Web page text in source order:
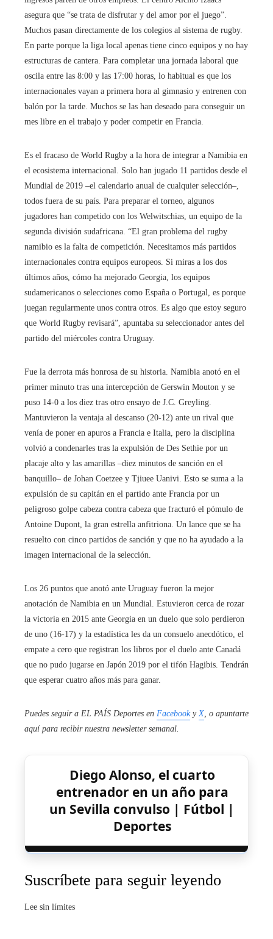
asegura que “se trata de disfrutar y del amor por el juego”.
Muchos pasan directamente de los colegios al sistema de rugby.
En parte porque la liga local apenas tiene cinco equipos y no hay
estructuras de cantera. Para completar una jornada laboral que
oscila entre las 8:00 y las 17:00 horas, lo habitual es que los
internacionales vayan a primera hora al gimnasio y entrenen con
balón por la tarde. Muchos se las han deseado para conseguir un
mes libre en el trabajo y poder competir en Francia.
Es el fracaso de World Rugby a la hora de integrar a Namibia en
el ecosistema internacional. Solo han jugado 11 partidos desde el
Mundial de 2019 –el calendario anual de cualquier selección–,
todos fuera de su país. Para preparar el torneo, algunos
jugadores han competido con los Welwitschias, un equipo de la
segunda división sudafricana. “El gran problema del rugby
namibio es la falta de competición. Necesitamos más partidos
internacionales contra equipos europeos. Si miras a los dos
últimos años, cómo ha mejorado Georgia, los equipos
sudamericanos o selecciones como España o Portugal, es porque
juegan regularmente unos contra otros. Es algo que estoy seguro
que World Rugby revisará”, apuntaba su seleccionador antes del
partido del miércoles contra Uruguay.
Fue la derrota más honrosa de su historia. Namibia anotó en el
primer minuto tras una intercepción de Gerswin Mouton y se
puso 14-0 a los diez tras otro ensayo de J.C. Greyling.
Mantuvieron la ventaja al descanso (20-12) ante un rival que
venía de poner en apuros a Francia e Italia, pero la disciplina
volvió a condenarles tras la expulsión de Des Sethie por un
placaje alto y las amarillas –diez minutos de sanción en el
banquillo– de Johan Coetzee y Tjiuee Uanivi. Esto se suma a la
expulsión de su capitán en el partido ante Francia por un
peligroso golpe cabeza contra cabeza que fracturó el pómulo de
Antoine Dupont, la gran estrella anfitriona. Un lance que se ha
resuelto con cinco partidos de sanción y que no ha ayudado a la
imagen internacional de la selección.
Los 26 puntos que anotó ante Uruguay fueron la mejor
anotación de Namibia en un Mundial. Estuvieron cerca de rozar
la victoria en 2015 ante Georgia en un duelo que solo perdieron
de uno (16-17) y la estadística les da un consuelo anecdótico, el
empate a cero que registran los libros por el duelo ante Canadá
que no pudo jugarse en Japón 2019 por el tifón Hagibis. Tendrán
que esperar cuatro años más para ganar.
Puedes seguir a EL PAÍS Deportes en Facebooky X , o apuntarte
aquí para recibir nuestra newsletter semanal
Diego Alonso, el cuarto
entrenador en un año para
un Sevilla convulso | Fútbol |
Deportes
Suscríbete para seguir leyendo
Lee sin límites